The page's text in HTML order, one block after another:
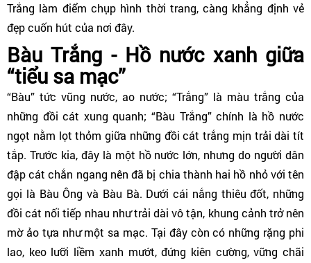
Trắng làm điểm chụp hình thời trang, càng khẳng định vẻ
đẹp cuốn hút của nơi đây.
Bàu Trắng - Hồ nước xanh giữa
“tiểu sa mạc”
“Bàu” tức vũng nước, ao nước; “Trắng” là màu trắng của
những đồi cát xung quanh; “Bàu Trắng” chính là hồ nước
ngọt nằm lọt thỏm giữa những đồi cát trắng mịn trải dài tít
tắp. Trước kia, đây là một hồ nước lớn, nhưng do người dân
đập cát chắn ngang nên đã bị chia thành hai hồ nhỏ với tên
gọi là Bàu Ông và Bàu Bà. Dưới cái nắng thiêu đốt, những
đồi cát nối tiếp nhau như trải dài vô tận, khung cảnh trở nên
mờ ảo tựa như một sa mạc. Tại đây còn có những rặng phi
lao, keo lưỡi liềm xanh mướt, đứng kiên cường, vững chãi